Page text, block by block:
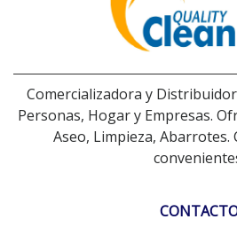
Comercializadora y
Personas, Hogar y Empresas.
Aseo, Limpieza, Abarrotes.